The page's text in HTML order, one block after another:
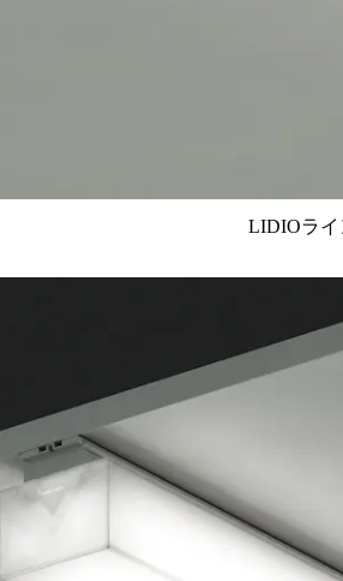
LIDIOライ